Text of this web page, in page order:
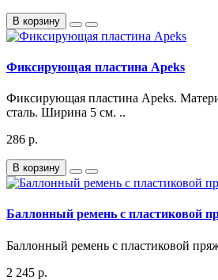
В корзину
Фиксирующая пластина Apeks
Фиксирующая пластина Apeks.
сталь. Ширина 5 см. ..
286 р.
В корзину
Баллонный ремень с пластиковой
Баллонный ремень с пластиковой
2 245 р.